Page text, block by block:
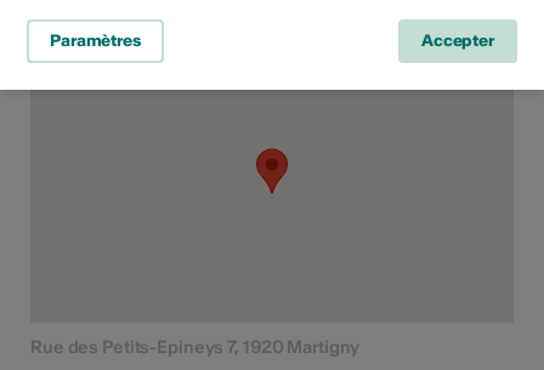
Lieu de l'événement
Rue des Petits-Epineys 7, 1920 Martigny
Paramètres Accepter